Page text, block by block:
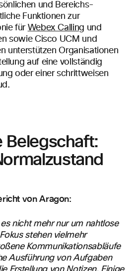
und Bereichs-
Funktionen zur
für Webex Calling und
sowie Cisco UCM und
unterstützen Organisationen
auf eine vollständig
oder einer schrittweisen
Belegschaft:
von Aragon:
nicht mehr nur um nahtlose
stehen vielmehr
Kommunikationsabläufe
Ausführung von Aufgaben